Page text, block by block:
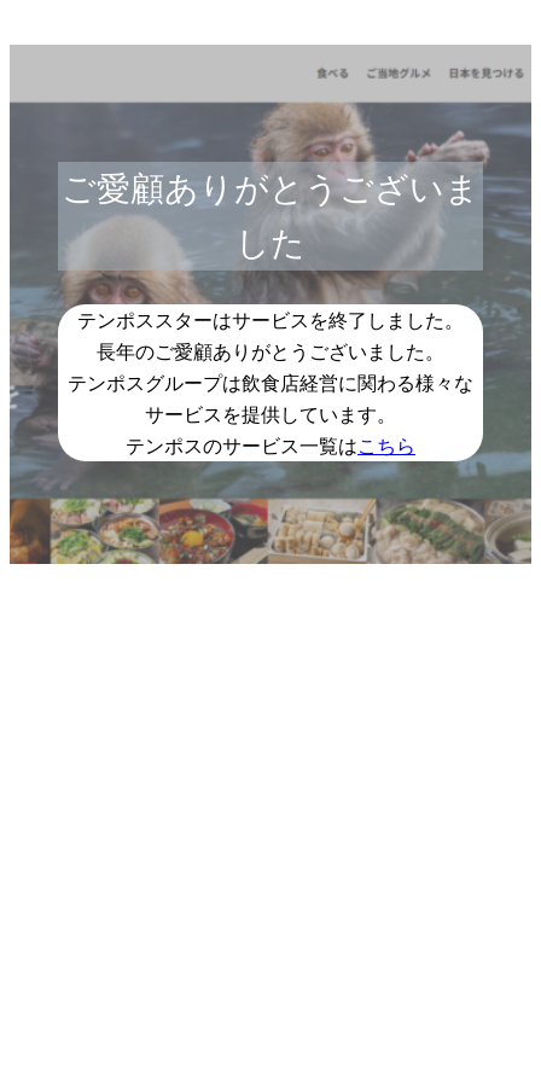
ご愛顧ありがとうございま
した
テンポススターはサービスを終了しました。
長年のご愛顧ありがとうございました。
テンポスグループは飲食店経営に関わる様々な
サービスを提供しています。
テンポスのサービス一覧はこちら